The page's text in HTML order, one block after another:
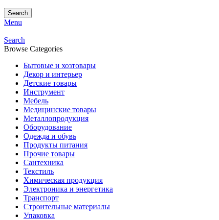
Search
Menu
Search
Browse Categories
Бытовые и хозтовары
Декор и интерьер
Детские товары
Инструмент
Мебель
Медицинские товары
Металлопродукция
Оборудование
Одежда и обувь
Продукты питания
Прочие товары
Сантехника
Текстиль
Химическая продукция
Электроника и энергетика
Транспорт
Строительные материалы
Упаковка